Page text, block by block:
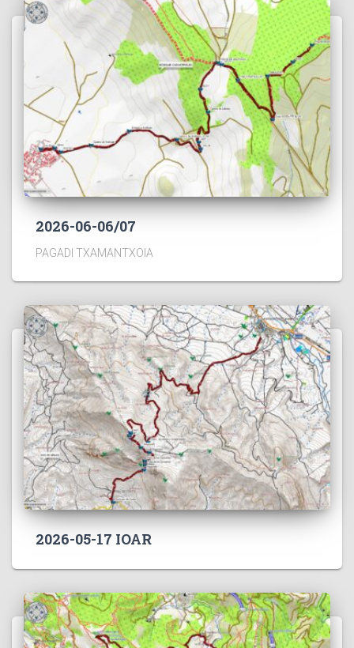
2026-06-06/07
PAGADI TXAMANTXOIA
2026-05-17 IOAR